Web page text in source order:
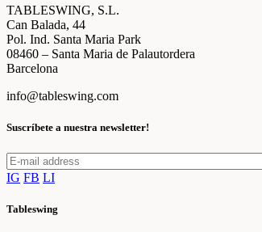
TABLESWING, S.L.
Can Balada, 44
Pol. Ind. Santa Maria Park
08460 – Santa Maria de Palautordera
Barcelona
info@tableswing.com
Suscríbete a nuestra newsletter!
IG FB LI
Tableswing